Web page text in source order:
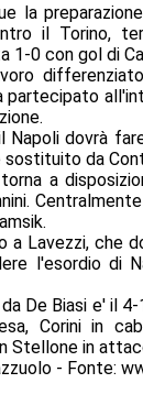
la
il Torino,
1-0 con gol di
partecipato
Napoli dovrà
da
a
a Lavezzi, che
l'esordio di
De Biasi e' il
Corini in
Stellone in
- Fonte: